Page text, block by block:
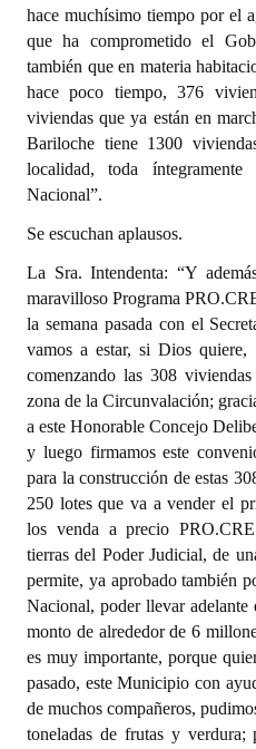
hace muchísimo tiempo por el
que ha comprometido el
también que en materia
hace poco tiempo, 376
viviendas que ya están en
Bariloche tiene 1300
localidad, toda
Nacional”.
Se escuchan aplausos.
La Sra. Intendenta: “Y
maravilloso Programa
la semana pasada con el
vamos a estar, si Dios
comenzando las 308
zona de la Circunvalación;
a este Honorable Concejo
y luego firmamos este
para la construcción de estas
250 lotes que va a vender el
los venda a precio
tierras del Poder Judicial, de
permite, ya aprobado también
Nacional, poder llevar
monto de alrededor de 6
es muy importante, porque
pasado, este Municipio con
de muchos compañeros,
toneladas de frutas y verdura;